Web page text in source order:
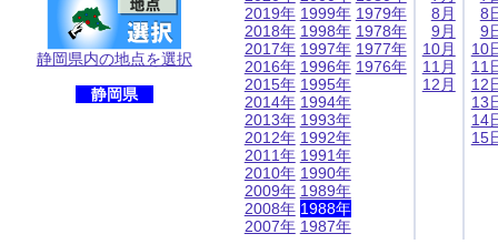
静岡県内の地点を選択
静岡県
2019年
2018年
2017年
2016年
2015年
2014年
2013年
2012年
2011年
2010年
2009年
2008年
2007年
1999年
1998年
1997年
1996年
1995年
1994年
1993年
1992年
1991年
1990年
1989年
1988年
1987年
1979年
1978年
1977年
1976年
8月
9月
10月
11月
12月
8
9
10
11
12
13
14
15